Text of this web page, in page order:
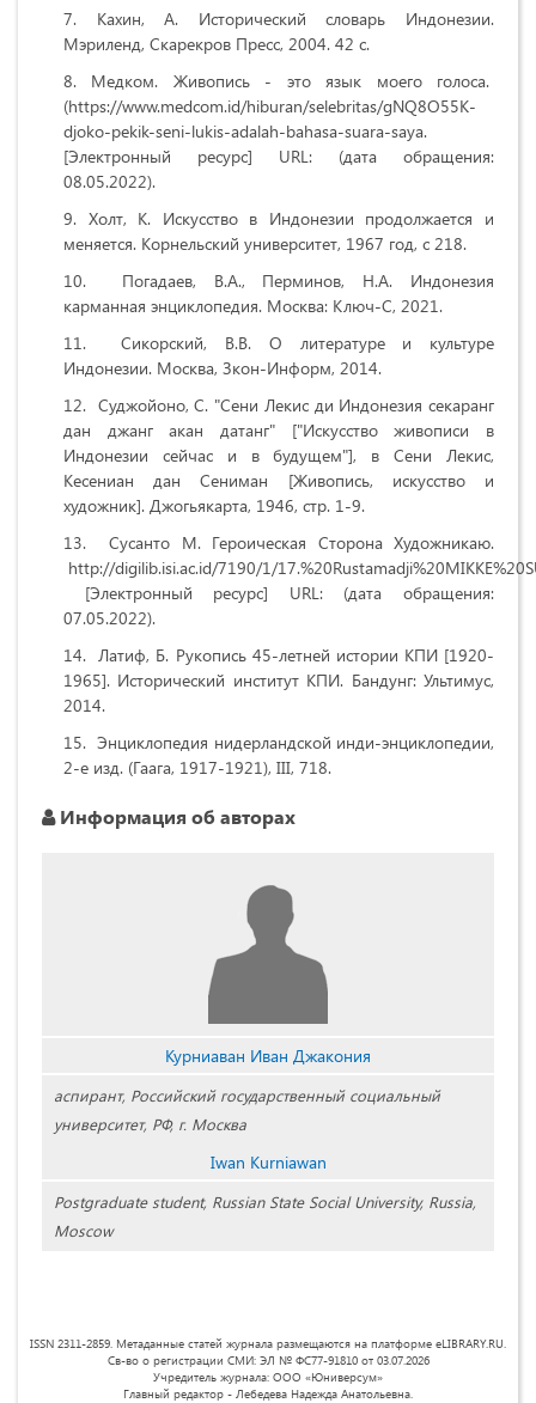
Кахин, А. Исторический словарь Индонезии.
Мэриленд, Скарекров Пресс, 2004. 42 с.
Медком. Живопись - это язык моего голоса.
(https://www.medcom.id/hiburan/selebritas/gNQ8O55K-
djoko-pekik-seni-lukis-adalah-bahasa-suara-saya.
[Электронный ресурс] URL: (дата обращения:
08.05.2022).
Холт, К. Искусство в Индонезии продолжается и
меняется. Корнельский университет, 1967 год, c 218.
Погадаев, В.А., Перминов, Н.А. Индонезия
карманная энциклопедия. Москва: Ключ-С, 2021.
Сикорский, В.В. О литературе и культуре
Индонезии. Москва, Зкон-Информ, 2014.
Суджойоно, С. "Сени Лекис ди Индонезия секаранг
дан джанг акан датанг" ["Искусство живописи в
Индонезии сейчас и в будущем"], в Сени Лекис,
Кесениан дан Сениман [Живопись, искусство и
художник]. Джогьякарта, 1946, стр. 1-9.
Сусанто М. Героическая Сторона Художникаю.
http://digilib.isi.ac.id/7190/1/
[Электронный ресурс] URL: (дата обращения:
07.05.2022).
Латиф, Б. Рукопись 45-летней истории КПИ [1920-
1965]. Исторический институт КПИ. Бандунг: Ультимус,
2014.
Энциклопедия нидерландской инди-энциклопедии,
2-е изд. (Гаага, 1917-1921), III, 718.
Информация об авторах
Курниаван Иван Джакония
аспирант, Российский государственный социальный
университет, РФ, г. Москва
Iwan Kurniawan
Postgraduate student, Russian State Social University, Russia,
Moscow
ISSN 2311-2859. Метаданные статей журнала размещаются на платформе eLIBRARY.RU.
Св-во о регистрации СМИ: ЭЛ № ФС77-91810 от 03.07.2026
Учредитель журнала: ООО «Юниверсум»
Главный редактор - Лебедева Надежда Анатольевна.